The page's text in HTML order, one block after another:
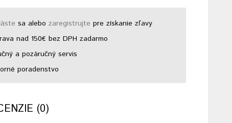
sa alebozaregistrujte pre získanie zľavy
nad 150€ bez DPH zadarmo
a pozáručný servis
poradenstvo
(0)